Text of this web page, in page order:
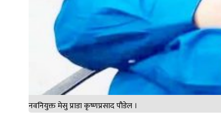
नवनियुक्त मेसु प्राडा कृष्णप्रसाद पौडेल ।